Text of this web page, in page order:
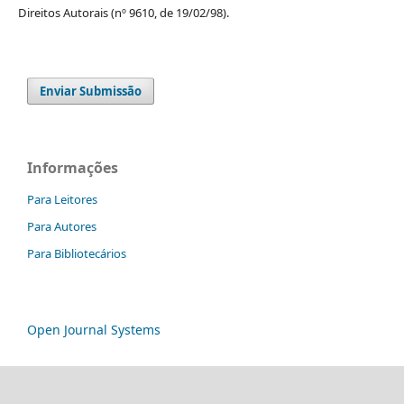
Direitos Autorais (nº 9610, de 19/02/98).
Enviar Submissão
Informações
Para Leitores
Para Autores
Para Bibliotecários
Open Journal Systems